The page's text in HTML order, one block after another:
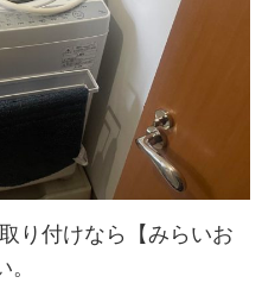
り付けなら【みらいお